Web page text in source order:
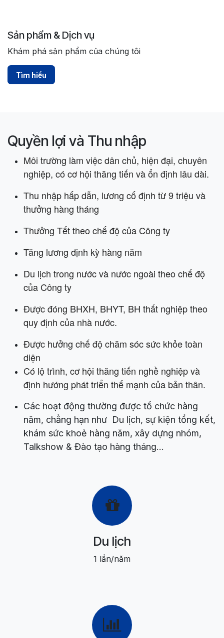
Sản phẩm & Dịch vụ
Khám phá sản phẩm của chúng tôi
Tìm hiểu
Quyền lợi và Thu nhập
Môi trường làm việc dân chủ, hiện đại, chuyên
nghiệp, có cơ hội thăng tiến và ổn định lâu dài.
Thu nhập hấp dẫn, lương cố định từ 9 triệu và
thưởng hàng tháng
Thưởng Tết theo chế độ của Công ty
Tăng lương định kỳ hàng năm
Du lịch trong nước và nước ngoài theo chế độ
của Công ty
Được đóng BHXH, BHYT, BH thất nghiệp theo
quy định của nhà nước.
Được hưởng chế độ chăm sóc sức khỏe toàn
diện
Có lộ trình, cơ hội thăng tiến nghề nghiệp và
định hướng phát triển thế mạnh của bản thân.
Các hoạt động thường được tổ chức hàng
năm, chẳng hạn như Du lịch, sự kiện tổng kết,
khám sức khoẻ hàng năm, xây dựng nhóm,
Talkshow & Đào tạo hàng tháng...
Du lịch
1 lần/năm